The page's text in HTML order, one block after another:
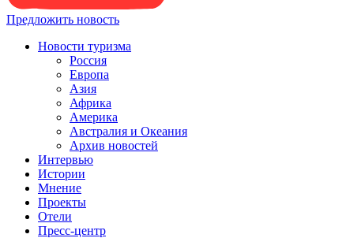
Предложить новость
Новости туризма
Россия
Европа
Азия
Африка
Америка
Австралия и Океания
Архив новостей
Интервью
Истории
Мнение
Проекты
Отели
Пресс-центр